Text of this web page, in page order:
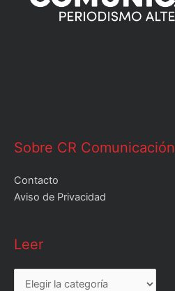
Sobre CR Comunicación
Contacto
Aviso de Privacidad
Leer
Leer